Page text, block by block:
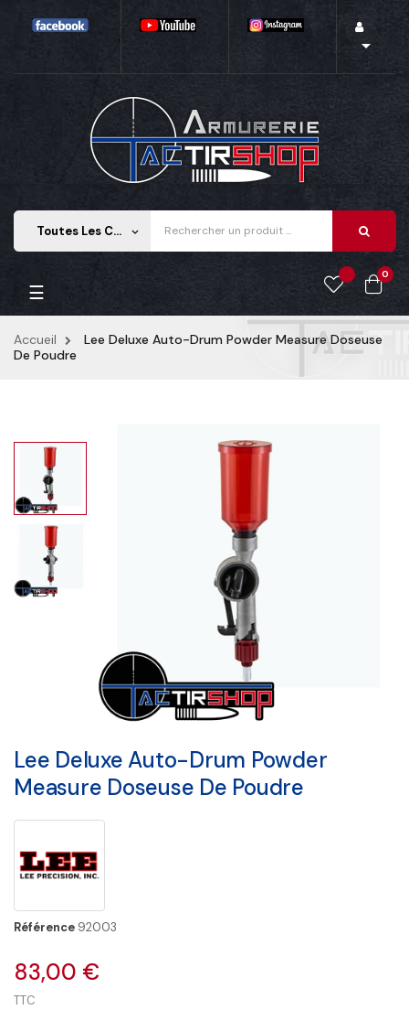

Toutes Les Catégories keyboard_arrow_down
0
Basculer la navigation
☰
Accueil
Lee Deluxe Auto-Drum Powder Measure Doseuse
De Poudre
Lee Deluxe Auto-Drum Powder
Measure Doseuse De Poudre
Référence 92003
83,00 €
TTC